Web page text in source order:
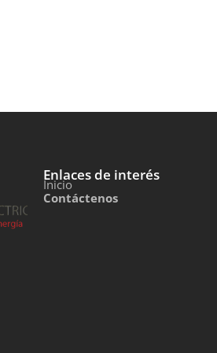
Enlaces de interés
Inicio
Contáctenos